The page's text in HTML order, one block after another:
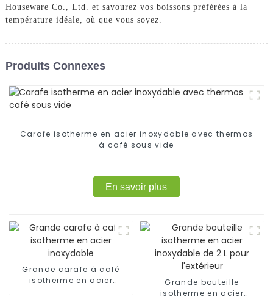
Houseware Co., Ltd. et savourez vos boissons préférées à la
température idéale, où que vous soyez.
Produits Connexes
Carafe isotherme en acier inoxydable avec thermos
à café sous vide
En savoir plus
Grande carafe à café
isotherme en acier
Grande bouteille
isotherme en acier